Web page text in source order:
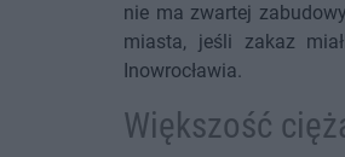
nie ma zwartej
miasta, jeśli zakaz
Inowrocławia.
Większość